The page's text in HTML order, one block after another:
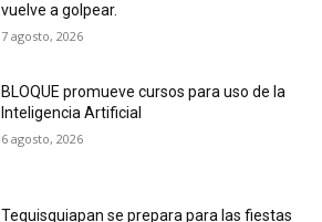
vuelve a golpear.
7 agosto, 2026
BLOQUE promueve cursos para uso de la
Inteligencia Artificial
6 agosto, 2026
Tequisquiapan se prepara para las fiestas